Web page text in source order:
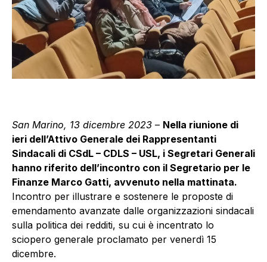
San Marino, 13 dicembre 2023 – Nella riunione di
ieri dell’Attivo Generale dei Rappresentanti
Sindacali di CSdL – CDLS – USL, i Segretari Generali
hanno riferito dell’incontro con il Segretario per le
Finanze Marco Gatti, avvenuto nella mattinata.
Incontro per illustrare e sostenere le proposte di
emendamento avanzate dalle organizzazioni sindacali
sulla politica dei redditi, su cui è incentrato lo
sciopero generale proclamato per venerdì 15
dicembre.